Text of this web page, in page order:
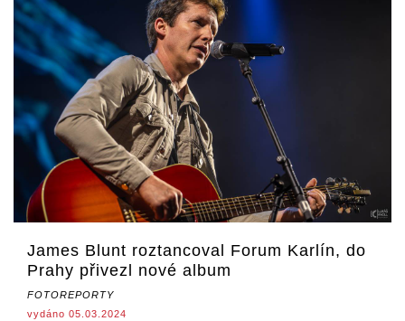
James Blunt roztancoval Forum Karlín, do
Prahy přivezl nové album
FOTOREPORTY
vydáno 05.03.2024